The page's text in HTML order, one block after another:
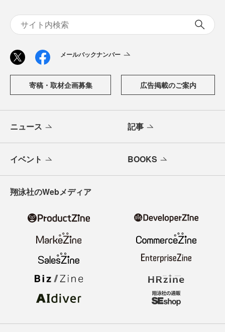
メールバックナンバー
寄稿・取材企画募集 広告掲載のご案内
ニュース 記事
イベント BOOKS
翔泳社のWebメディア